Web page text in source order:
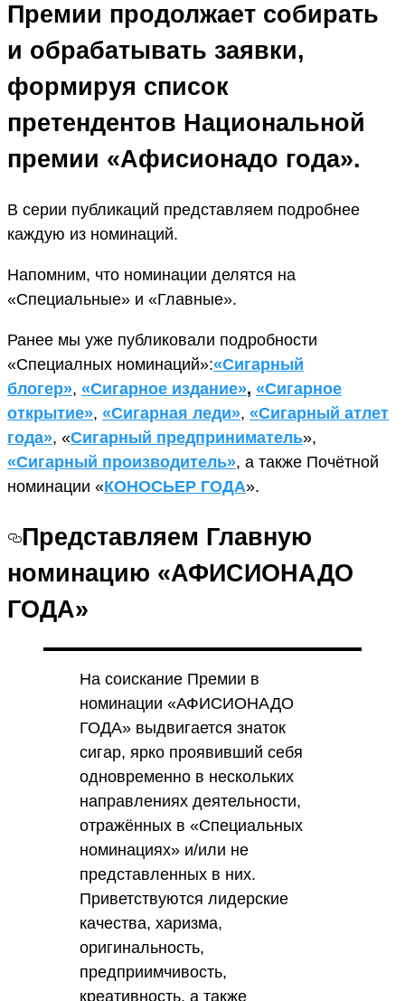
Премии продолжает собирать
и обрабатывать заявки,
формируя список
претендентов Национальной
премии «Афисионадо года».
В серии публикаций представляем подробнее
каждую из номинаций.
Напомним, что номинации делятся на
«Специальные» и «Главные».
Ранее мы уже публиковали подробности
«Специалных номинаций»:«Сигарный
блогер», «Сигарное издание», «Сигарное
открытие», «Сигарная леди», «Сигарный атлет
года», «Сигарный предприниматель»,
«Сигарный производитель», а также Почётной
номинации «КОНОСЬЕР ГОДА».
Представляем Главную
номинацию «АФИСИОНАДО
ГОДА»
На соискание Премии в
номинации «АФИСИОНАДО
ГОДА» выдвигается знаток
сигар, ярко проявивший себя
одновременно в нескольких
направлениях деятельности,
отражённых в «Специальных
номинациях» и/или не
представленных в них.
Приветствуются лидерские
качества, харизма,
оригинальность,
предприимчивость,
креативность, а также